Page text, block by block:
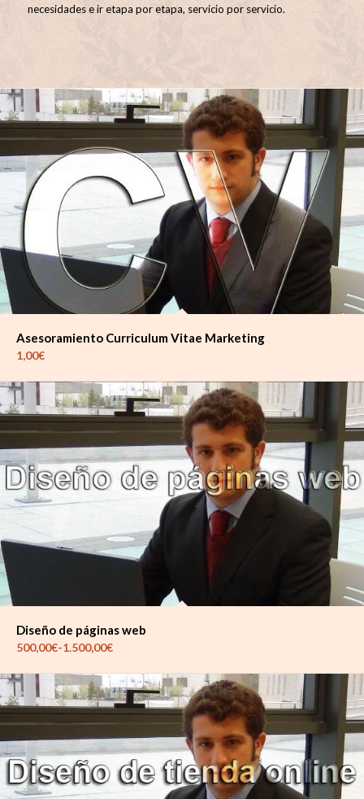
necesidades e ir etapa por etapa, servicio por servicio.
Asesoramiento Curriculum Vitae Marketing
1,00€
Diseño de páginas web
500,00€-1.500,00€Rango
precios:
desde
500,00€
1.500,00€